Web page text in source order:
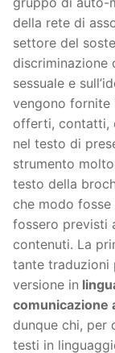
della rete di
settore del
discriminazione
sessuale e
vengono fornite
offerti, contatti,
nel testo di
strumento
testo della
che modo
fossero previsti
contenuti. La
tante traduzioni
versione in
comunicazione
dunque chi, per
testi in